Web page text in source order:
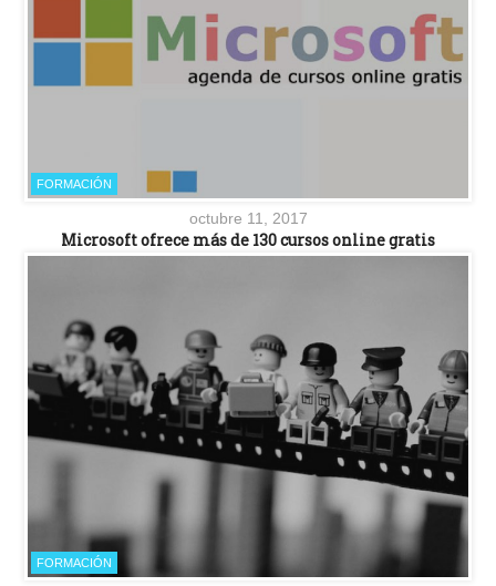
FORMACIÓN
octubre 11, 2017
Microsoft ofrece más de 130 cursos online gratis
FORMACIÓN